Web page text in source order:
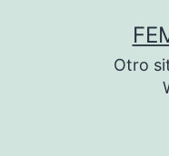
Otro